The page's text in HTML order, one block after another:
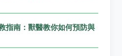
指南：獸醫教你如何預防與